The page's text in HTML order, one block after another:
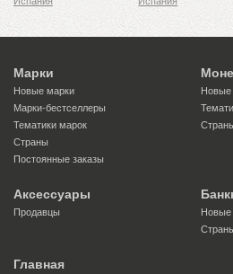
Марки
Новые марки
Марки-бестселлеры
Тематики марок
Страны
Постоянные заказы
Аксессуары
Продавцы
Новые
Главная